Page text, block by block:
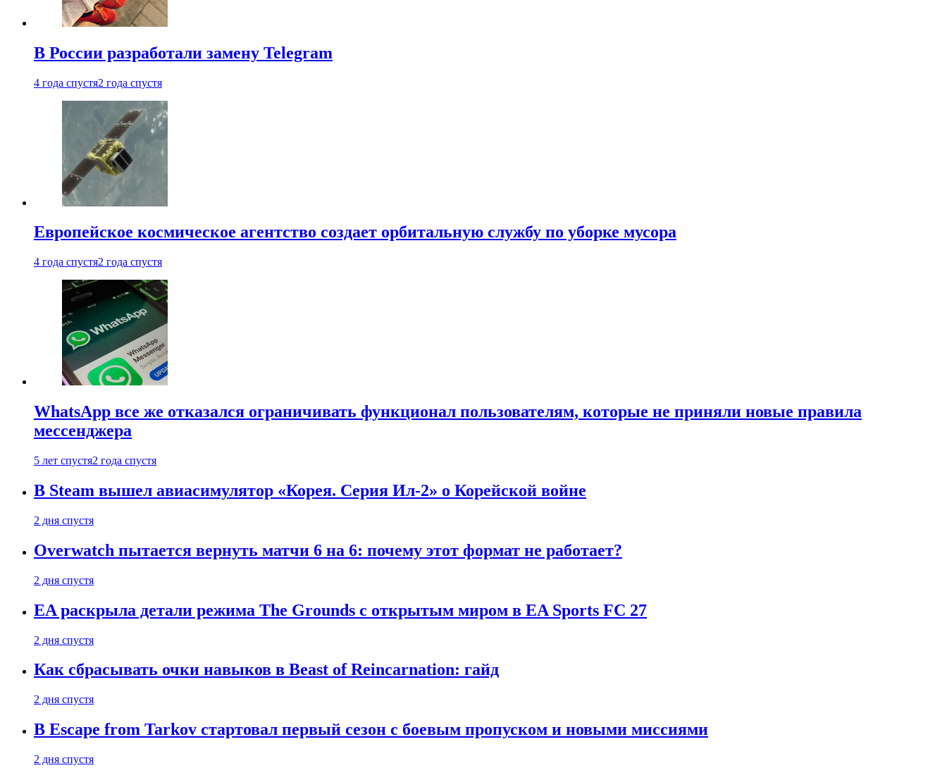
В России разработали замену Telegram
4 года спустя2 года спустя
Европейское космическое агентство создает орбитальную службу по уборке мусора
4 года спустя2 года спустя
WhatsApp все же отказался ограничивать функционал пользователям, которые не приняли новые правила
мессенджера
5 лет спустя2 года спустя
В Steam вышел авиасимулятор «Корея. Серия Ил-2» о Корейской войне
2 дня спустя
Overwatch пытается вернуть матчи 6 на 6: почему этот формат не работает?
2 дня спустя
EA раскрыла детали режима The Grounds с открытым миром в EA Sports FC 27
2 дня спустя
Как сбрасывать очки навыков в Beast of Reincarnation: гайд
2 дня спустя
В Escape from Tarkov стартовал первый сезон с боевым пропуском и новыми миссиями
2 дня спустя